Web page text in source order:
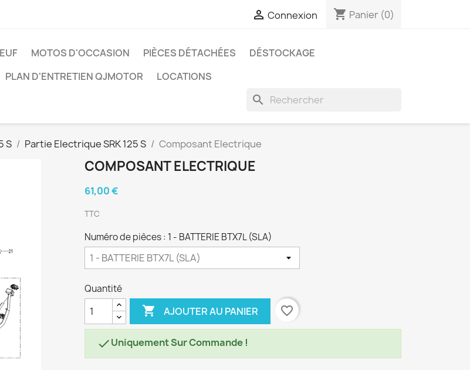
 Connexion shopping_cart Panier (0)
MOTOS D'OCCASION PIÈCES DÉTACHÉES
DÉSTOCKAGE
PLAN D'ENTRETIEN QJMOTOR LOCATIONS
search
S Partie Electrique SRK 125 S Composant Electrique
COMPOSANT ELECTRIQUE
61,00 €
TTC
Numéro de pièces : 1 - BATTERIE BTX7L (SLA)
Quantité
 AJOUTER AU PANIER favorite_border
Uniquement Sur Commande !